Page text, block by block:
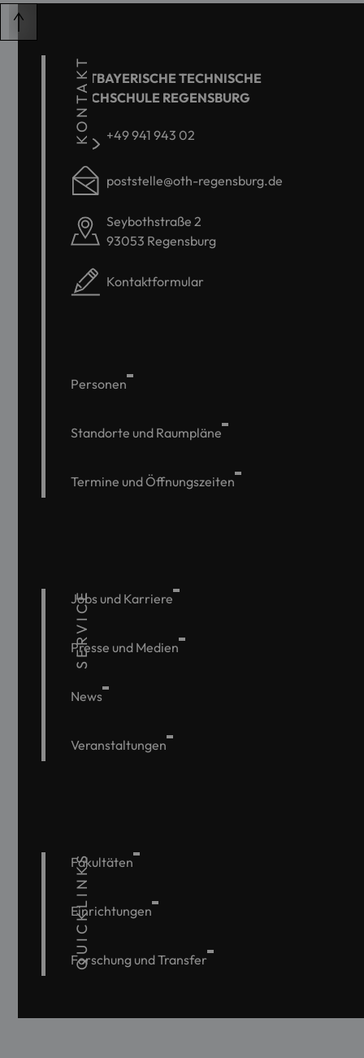
KONTAKT
OSTBAYERISCHE TECHNISCHE
HOCHSCHULE REGENSBURG
+49 941 943 02
poststelle@oth-regensburg.de
Seybothstraße 2
93053 Regensburg
Kontaktformular
Personen
Standorte und Raumpläne
Termine und Öffnungszeiten
SERVICE
Jobs und Karriere
Presse und Medien
News
Veranstaltungen
QUICKLINKS
Fakultäten
Einrichtungen
Forschung und Transfer